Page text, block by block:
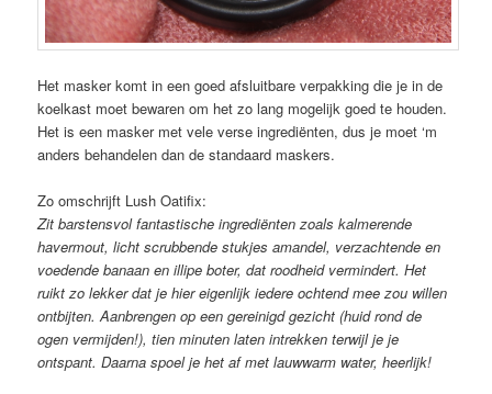
Het masker komt in een goed afsluitbare verpakking die je in de
koelkast moet bewaren om het zo lang mogelijk goed te houden.
Het is een masker met vele verse ingrediënten, dus je moet ‘m
anders behandelen dan de standaard maskers.
Zo omschrijft Lush Oatifix:
Zit barstensvol fantastische ingrediënten zoals kalmerende
havermout, licht scrubbende stukjes amandel, verzachtende en
voedende banaan en illipe boter, dat roodheid vermindert. Het
ruikt zo lekker dat je hier eigenlijk iedere ochtend mee zou willen
ontbijten. Aanbrengen op een gereinigd gezicht (huid rond de
ogen vermijden!), tien minuten laten intrekken terwijl je je
ontspant. Daarna spoel je het af met lauwwarm water, heerlijk!